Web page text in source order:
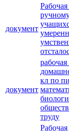
документ
документ
кл по
труду